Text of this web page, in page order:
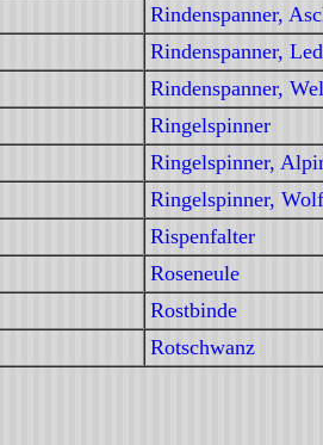
Rindenspanner,
Rindenspanner,
Rindenspanner,
Ringelspinner
Ringelspinner,
Ringelspinner,
Rispenfalter
Roseneule
Rostbinde
Rotschwanz